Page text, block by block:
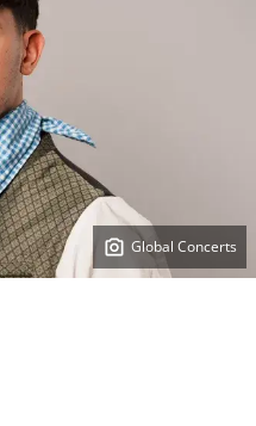
Global Concerts